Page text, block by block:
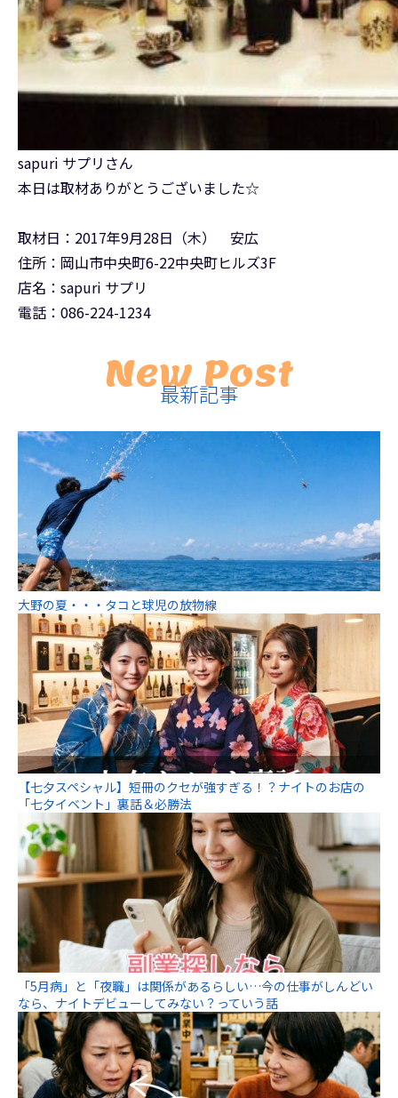
sapuri サプリさん
本日は取材ありがとうございました☆
取材日：2017年9月28日（木） 安広
住所：岡山市中央町6-22中央町ヒルズ3F
店名：sapuri サプリ
電話：086-224-1234
New Post
最新記事
大野の夏・・・タコと球児の放物線
【七夕スペシャル】短冊のクセが強すぎる！？ナイトのお店の
「七夕イベント」裏話＆必勝法
「5月病」と「夜職」は関係があるらしい…今の仕事がしんどい
なら、ナイトデビューしてみない？っていう話